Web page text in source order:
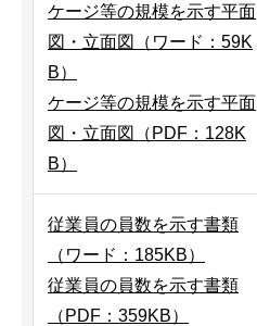
ケージ等の規模を示す平面
図・立面図（ワード：59K
B）
ケージ等の規模を示す平面
図・立面図（PDF：128K
B）
従業員の員数を示す書類
（ワード：185KB）
従業員の員数を示す書類
（PDF：359KB）